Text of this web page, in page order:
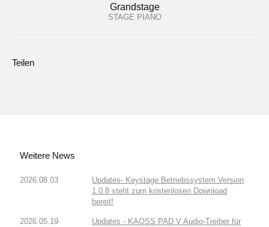
Grandstage
STAGE PIANO
Teilen
Weitere News
2026.08.03
Updates- Keystage Betriebssystem Version
1.0.8 steht zum kostenlosen Download
bereit!
2026.05.19
Updates - KAOSS PAD V Audio-Treiber für